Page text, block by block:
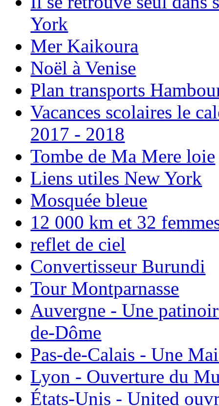
York
Mer Kaikoura
Noël à Venise
Plan transports
Vacances scolaires le
2017 - 2018
Tombe de Ma Mere loie
Liens utiles New York
Mosquée bleue
12 000 km et 32
reflet de ciel
Convertisseur Burundi
Tour Montparnasse
Auvergne - Une
de-Dôme
Pas-de-Calais - Une
Lyon - Ouverture du
États-Unis - United